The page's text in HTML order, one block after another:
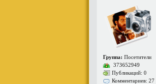
Группа: Посетители
373652949
Публикаций: 0
Комментариев: 27